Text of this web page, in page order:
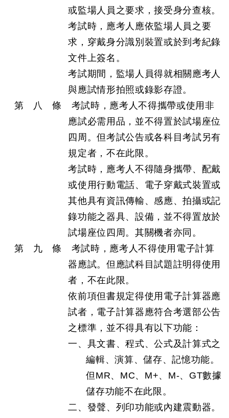
或監場人員之要求，接受身分查核。
考試時，應考人應依監場人員之要
求，穿戴身分識別裝置或於到考紀錄
文件上簽名。
考試期間，監場人員得就相關應考人
與應試情形拍照或錄影存證。
第 八 條 考試時，應考人不得攜帶或使用非
應試必需用品，並不得置於試場座位
四周。但考試公告或各科目考試另有
規定者，不在此限。
考試時，應考人不得隨身攜帶、配戴
或使用行動電話、電子穿戴式裝置或
其他具有資訊傳輸、感應、拍攝或記
錄功能之器具、設備，並不得置放於
試場座位四周。其關機者亦同。
第 九 條 考試時，應考人不得使用電子計算
器應試。但應試科目試題註明得使用
者，不在此限。
依前項但書規定得使用電子計算器應
試者，電子計算器應符合考選部公告
之標準，並不得具有以下功能：
一、具文書、程式、公式及計算式之
編輯、演算、儲存、記憶功能。
但MR、MC、M+、M-、GT數據
儲存功能不在此限。
二、發聲、列印功能或內建震動器。